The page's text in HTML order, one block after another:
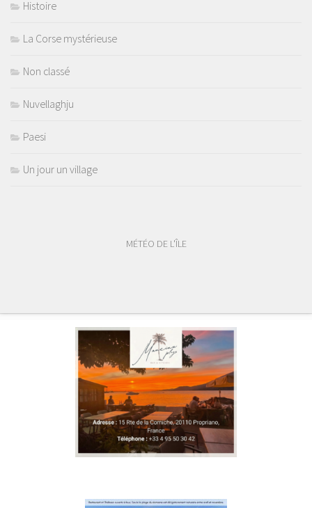
Histoire
La Corse mystérieuse
Non classé
Nuvellaghju
Paesi
Un jour un village
MÉTÉO DE L'ÎLE